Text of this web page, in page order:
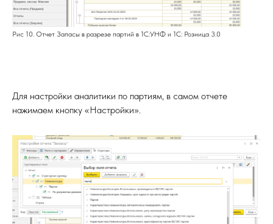
Рис 10. Отчет Запасы в разрезе партий в 1С:УНФ и 1С: Розница 3.0
Для настройки аналитики по партиям, в самом отчете
нажимаем кнопку «Настройки».